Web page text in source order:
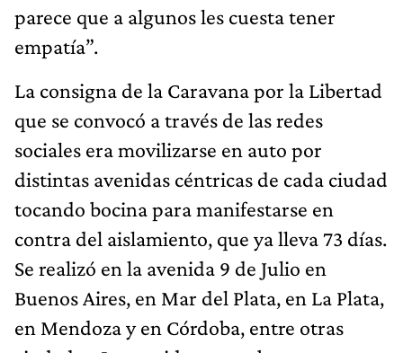
parece que a algunos les cuesta tener
empatía”.
La consigna de la Caravana por la Libertad
que se convocó a través de las redes
sociales era movilizarse en auto por
distintas avenidas céntricas de cada ciudad
tocando bocina para manifestarse en
contra del aislamiento, que ya lleva 73 días.
Se realizó en la avenida 9 de Julio en
Buenos Aires, en Mar del Plata, en La Plata,
en Mendoza y en Córdoba, entre otras